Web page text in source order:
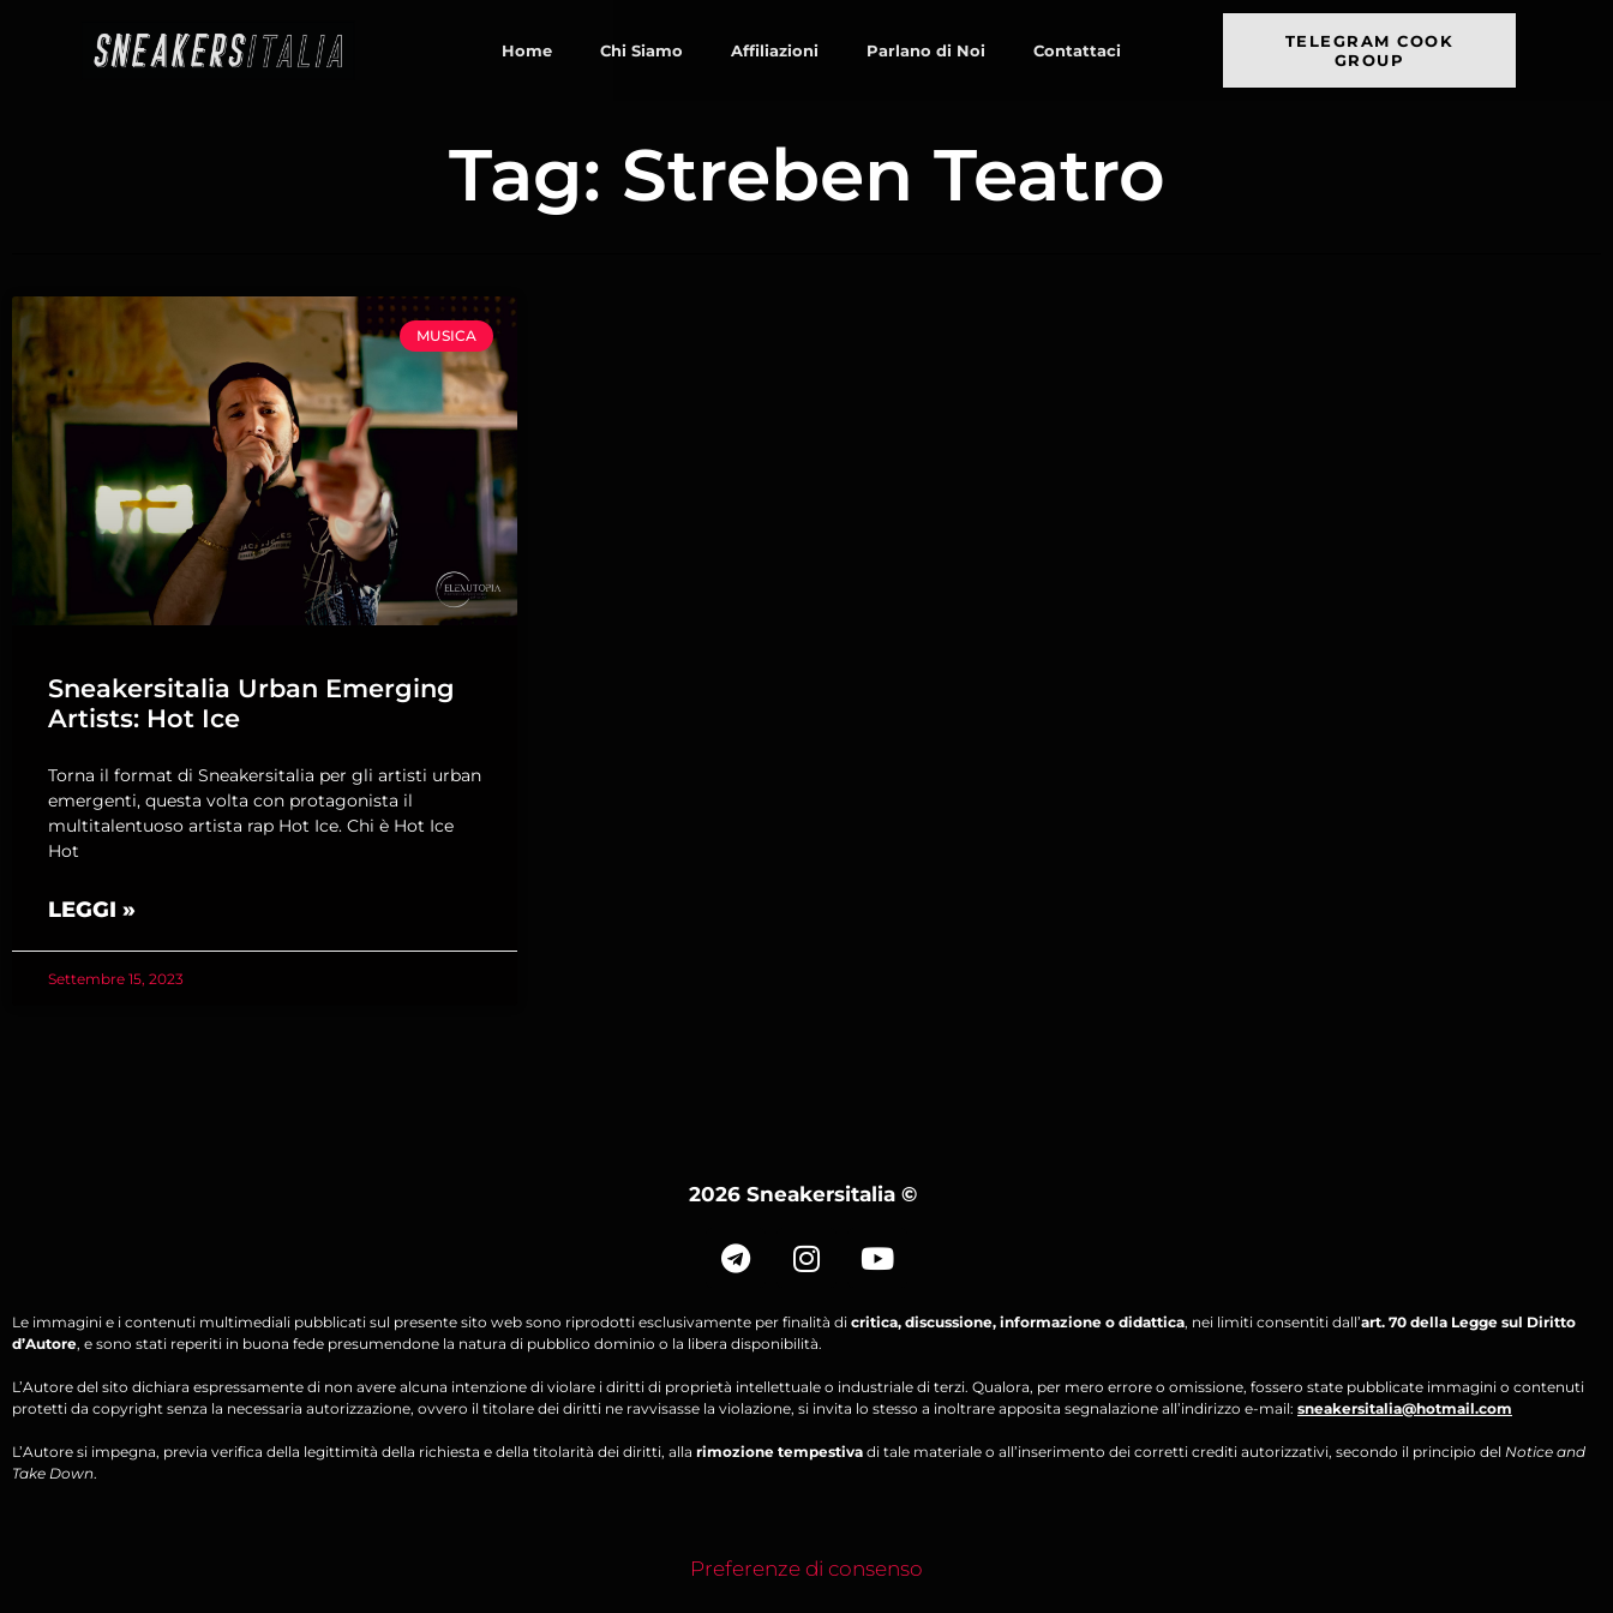
Home Chi Siamo Affiliazioni Parlano di Noi Contattaci
TELEGRAM COOK
GROUP
Tag: Streben Teatro
MUSICA
Sneakersitalia Urban Emerging
Artists: Hot Ice
Torna il format di Sneakersitalia per gli artisti urban
emergenti, questa volta con protagonista il
multitalentuoso artista rap Hot Ice. Chi è Hot Ice
Hot
LEGGI »
Settembre 15, 2023
2026 Sneakersitalia©
Le immagini e i contenuti multimediali pubblicati sul presente sito web sono riprodotti esclusivamente per finalità di critica, discussione, informazione o didattica, nei limiti consentiti dall’art. 70 della Legge sul Diritto
d’Autore, e sono stati reperiti in buona fede presumendone la natura di pubblico dominio o la libera disponibilità.
L’Autore del sito dichiara espressamente di non avere alcuna intenzione di violare i diritti di proprietà intellettuale o industriale di terzi. Qualora, per mero errore o omissione, fossero state pubblicate immagini o contenuti
protetti da copyright senza la necessaria autorizzazione, ovvero il titolare dei diritti ne ravvisasse la violazione, si invita lo stesso a inoltrare apposita segnalazione all’indirizzo e-mail: sneakersitalia@hotmail.com
L’Autore si impegna, previa verifica della legittimità della richiesta e della titolarità dei diritti, alla rimozione tempestiva di tale materiale o all’inserimento dei corretti crediti autorizzativi, secondo il principio del Notice and
Take Down.
Preferenze di consenso